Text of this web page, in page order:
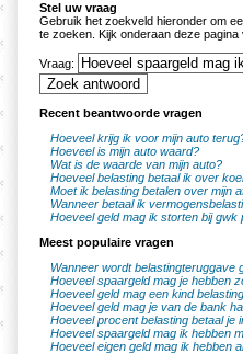
Stel uw vraag
Gebruik het zoekveld hieronder om
te zoeken. Kijk onderaan deze
Vraag:
Recent beantwoorde vragen
Hoeveel krijg ik voor mijn auto
Hoeveel is mijn auto waard?
Wat is de waarde van mijn auto?
Hoeveel belasting betaal ik over
Moet ik belasting betalen over mijn
Wanneer betaal ik
Hoeveel geld mag ik storten bij gwk
Meest populaire vragen
Wanneer wordt belastingteruggave
Hoeveel spaargeld mag je hebben
Hoeveel geld mag een kind
Hoeveel geld mag je van de bank
Hoeveel procent belasting betaal je
Hoeveel spaargeld mag ik hebben
Hoeveel eigen geld mag ik hebben